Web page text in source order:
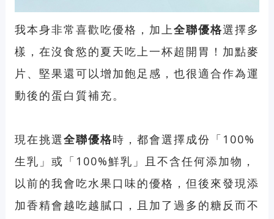
我本身非常喜歡吃優格，加上全聯優格選擇多
樣，在沒食慾的夏天吃上一杯超開胃！加點麥
片、堅果還可以增加飽足感，也很適合作為運
動後的蛋白質補充。
現在挑選全聯優格時，都會選擇成份「100%
生乳」或「100%鮮乳」且不含任何添加物，
以前的我會吃水果口味的優格，但後來發現添
加香精會越吃越膩口，且加了過多的糖反而不